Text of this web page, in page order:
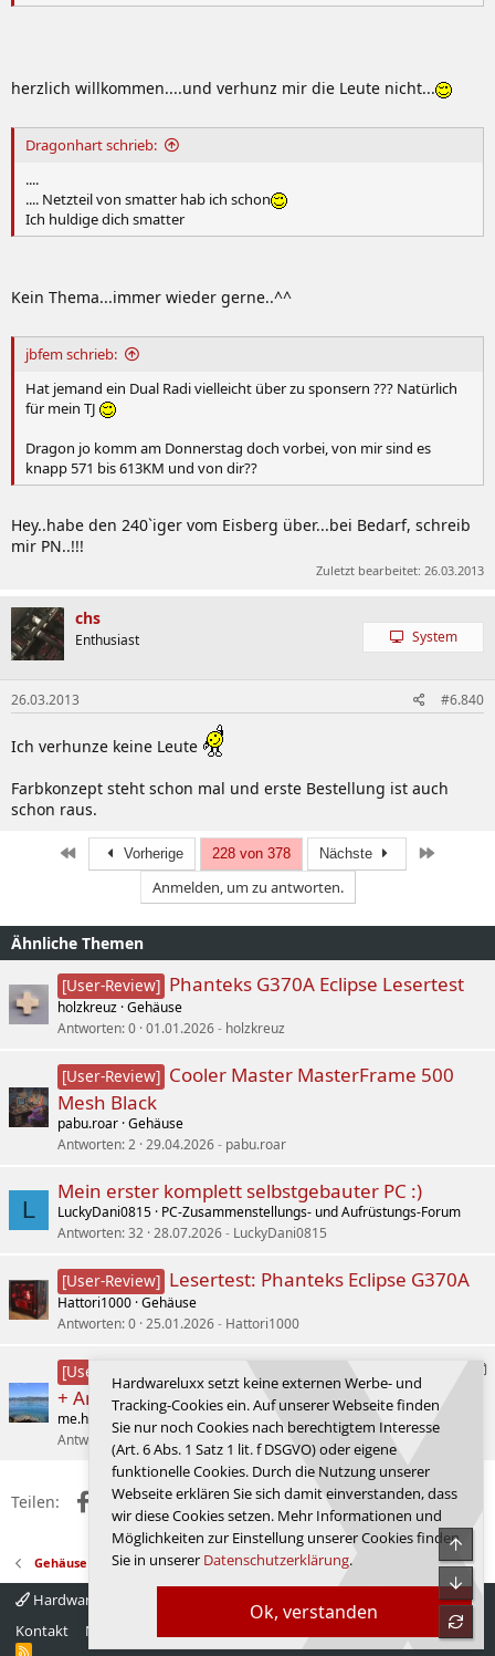
herzlich willkommen....und verhunz mir die Leute nicht...
Dragonhart schrieb:
....
.... Netzteil von smatter hab ich schon
Ich huldige dich smatter
Kein Thema...immer wieder gerne..^^
jbfem schrieb:
Hat jemand ein Dual Radi vielleicht über zu sponsern ??? Natürlich
für mein TJ
Dragon jo komm am Donnerstag doch vorbei, von mir sind es
knapp 571 bis 613KM und von dir??
Hey..habe den 240`iger vom Eisberg über...bei Bedarf, schreib
mir PN..!!!
Zuletzt bearbeitet: 26.03.2013
chs
Enthusiast System
26.03.2013 #6.840
Ich verhunze keine Leute
Farbkonzept steht schon mal und erste Bestellung ist auch
schon raus.
Erste Vorherige 228 von 378 Nächste
Anmelden, um zu antworten.
Ähnliche Themen
[User-Review] Phanteks G370A Eclipse Lesertest
holzkreuz Gehäuse
Antworten 0 01.01.2026 holzkreuz
[User-Review] Cooler Master MasterFrame 500
Mesh Black
pabu.roar Gehäuse
Antworten 2 29.04.2026 pabu.roar
L
Mein erster komplett selbstgebauter PC :)
LuckyDani0815 PC-Zusammenstellungs- und Aufrüstungs-Forum
Antworten 32 28.07.2026 LuckyDani0815
[User-Review] Lesertest: Phanteks Eclipse G370A
Hattori1000 Gehäuse
Antworten 0 25.01.2026 Hattori1000
A
[User-Review]
+ Arctic Liquid Freezer III Pro 420mm
me.home
Gehäuse
Antworten
26.11.2025 me.home
Teilen: FacebookX (Twitter)
RedditWhatsApp
E-MailLink
Gehäuse
Hardwareluxx 4.0
Kontakt
Nutzungsbedingungen Startseite
R
Ok, verstanden
Hardwareluxx setzt keine externen Werbe- und
Tracking-Cookies ein. Auf unserer Webseite finden
Sie nur noch Cookies nach berechtigtem Interesse
(Art. 6 Abs. 1 Satz 1 lit. f DSGVO) oder eigene
funktionelle Cookies. Durch die Nutzung unserer
Webseite erklären Sie sich damit einverstanden, dass
wir diese Cookies setzen. Mehr Informationen und
Möglichkeiten zur Einstellung unserer Cookies finden
Sie in unserer Datenschutzerklärung.